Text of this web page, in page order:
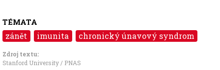
TÉMATA
zánět imunita chronický únavový syndrom
Zdroj textu:
Stanford University / PNAS